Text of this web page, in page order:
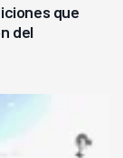
que
del